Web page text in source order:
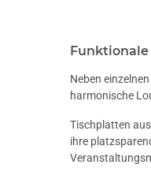
Funktionale
Neben
harmonische
Tischplatten
ihre